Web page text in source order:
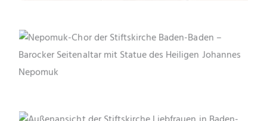
Der reich verzierte Nepomuk-Altar im südlichen
Seitenschiff der Stiftskirche Baden-Baden zeigt den
Heiligen Johannes Nepomuk mit Kreuz und